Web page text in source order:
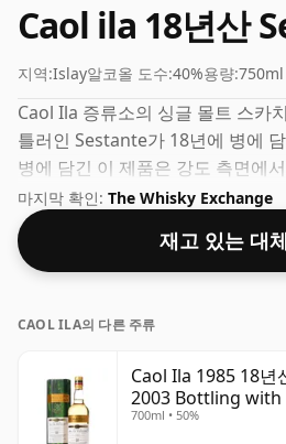
Caol ila 18년산
지역:Islay알코올 도수:40%용량:750ml
Caol Ila 증류소의 싱글 몰트 스카
틀러인 Sestante가 18년에 병에
병에 담긴 이 제품은 강도 측면에
지는 않지만 확실히 꿀맛이 될 것입
마지막 확인: The Whisky Exchange
재고 있는 대
CAOL ILA의 다른 주류
Caol Ila 1985 18
2003 Bottling with
700ml • 50%